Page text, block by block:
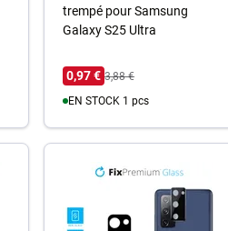
trempé pour Samsung
Galaxy S25 Ultra
0,97 € 3,88 €
EN STOCK 1 pcs